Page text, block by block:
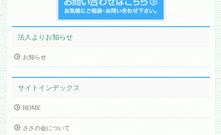
法人よりお知らせ
お知らせ
サイトインデックス
HOME
ささの会について